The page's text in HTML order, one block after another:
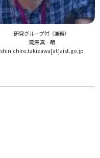
研究グループ付（兼務）
滝澤 真一朗
shinichiro.takizawa[at]aist.go.jp